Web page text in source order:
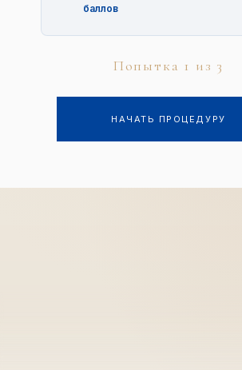
баллов
Попытка 1 из 3
НАЧАТЬ ПРОЦЕДУРУ
НОВАЯ ИГРА (СБРОСИТЬ ПРОГРЕСС)